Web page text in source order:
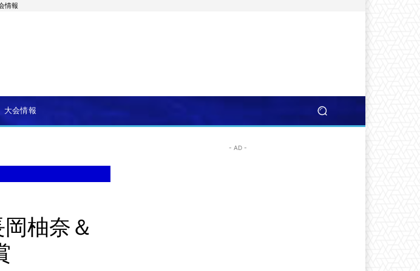
情報
大会情報
柚奈＆
- AD -